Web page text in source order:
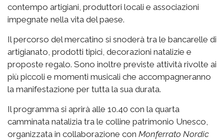
contempo artigiani, produttori locali e associazioni
impegnate nella vita del paese.
Il percorso del mercatino si snoderà tra le bancarelle di
artigianato, prodotti tipici, decorazioni natalizie e
proposte regalo. Sono inoltre previste attività rivolte ai
più piccoli e momenti musicali che accompagneranno
la manifestazione per tutta la sua durata.
Il programma si aprirà alle 10.40 con la quarta
camminata natalizia tra le colline patrimonio Unesco,
organizzata in collaborazione con Monferrato Nordic